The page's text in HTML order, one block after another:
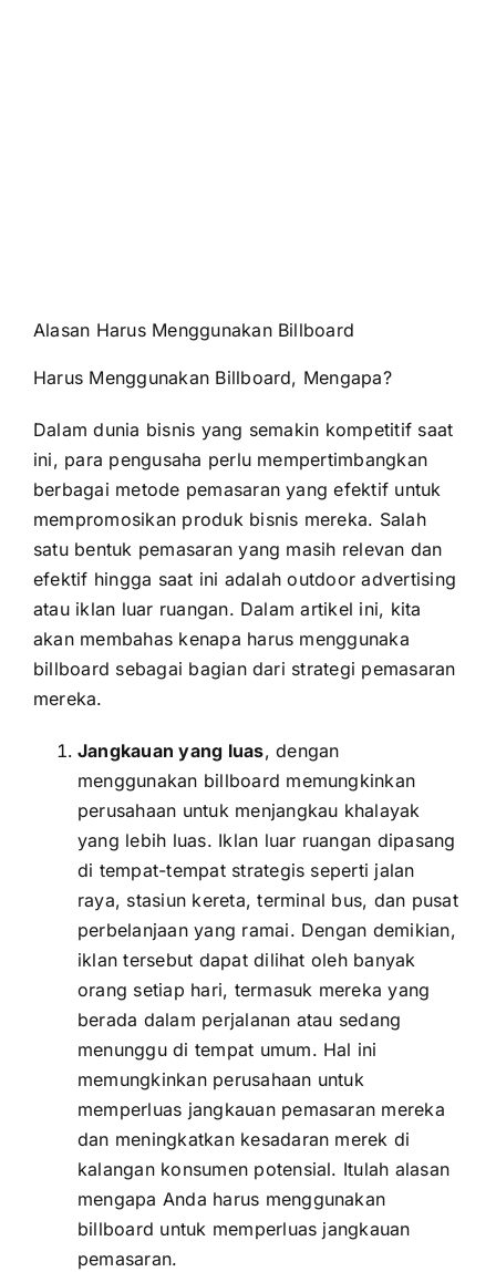
Alasan Harus Menggunakan Billboard
Harus Menggunakan Billboard, Mengapa?
Dalam dunia bisnis yang semakin kompetitif saat
ini, para pengusaha perlu mempertimbangkan
berbagai metode pemasaran yang efektif untuk
mempromosikan produk bisnis mereka. Salah
satu bentuk pemasaran yang masih relevan dan
efektif hingga saat ini adalah outdoor advertising
atau iklan luar ruangan. Dalam artikel ini, kita
akan membahas kenapa harus menggunaka
billboard sebagai bagian dari strategi pemasaran
mereka.
Jangkauan yang luas, dengan
menggunakan billboard memungkinkan
perusahaan untuk menjangkau khalayak
yang lebih luas. Iklan luar ruangan dipasang
di tempat-tempat strategis seperti jalan
raya, stasiun kereta, terminal bus, dan pusat
perbelanjaan yang ramai. Dengan demikian,
iklan tersebut dapat dilihat oleh banyak
orang setiap hari, termasuk mereka yang
berada dalam perjalanan atau sedang
menunggu di tempat umum. Hal ini
memungkinkan perusahaan untuk
memperluas jangkauan pemasaran mereka
dan meningkatkan kesadaran merek di
kalangan konsumen potensial. Itulah alasan
mengapa Anda harus menggunakan
billboard untuk memperluas jangkauan
pemasaran.